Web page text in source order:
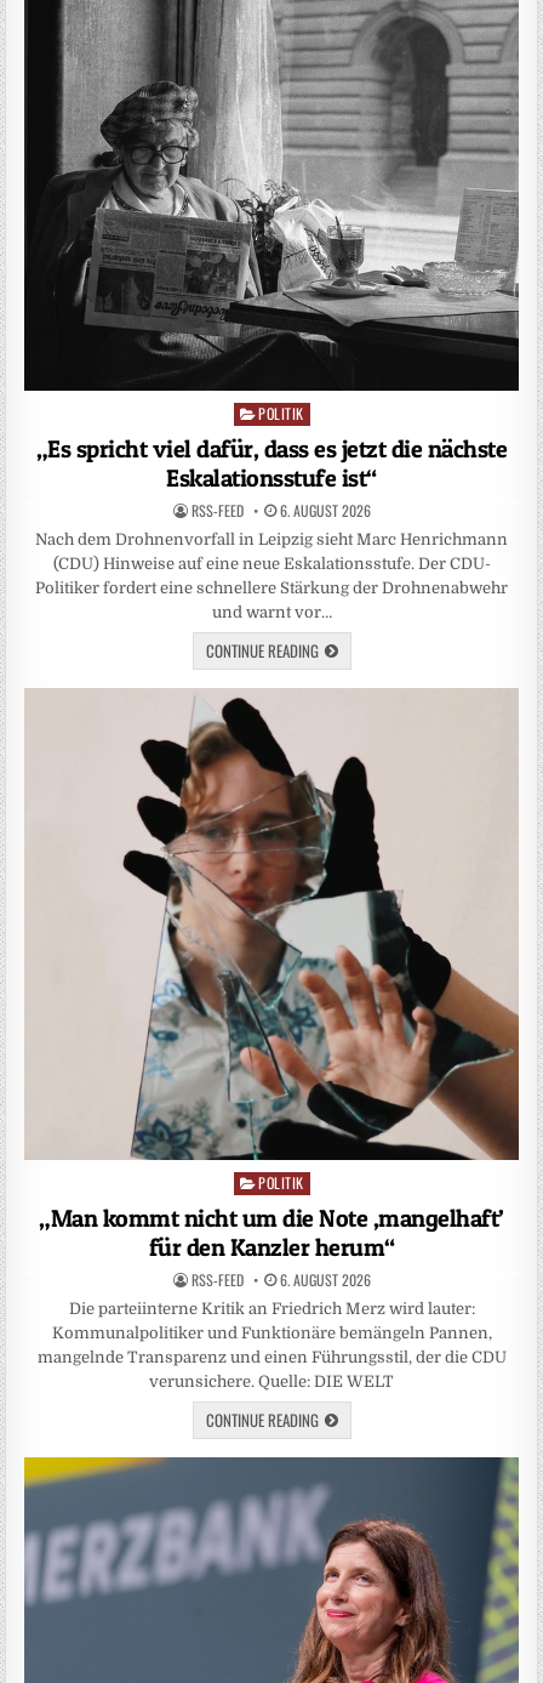
Posted
in
POLITIK
„Es spricht viel dafür, dass es jetzt die nächste
Eskalationsstufe ist“
RSS-FEED 6. AUGUST 2026
Nach dem Drohnenvorfall in Leipzig sieht Marc Henrichmann
(CDU) Hinweise auf eine neue Eskalationsstufe. Der CDU-
Politiker fordert eine schnellere Stärkung der Drohnenabwehr
und warnt vor…
CONTINUE READING
Posted
in
POLITIK
„Man kommt nicht um die Note ‚mangelhaft’
für den Kanzler herum“
RSS-FEED 6. AUGUST 2026
Die parteiinterne Kritik an Friedrich Merz wird lauter:
Kommunalpolitiker und Funktionäre bemängeln Pannen,
mangelnde Transparenz und einen Führungsstil, der die CDU
verunsichere. Quelle: DIE WELT
CONTINUE READING